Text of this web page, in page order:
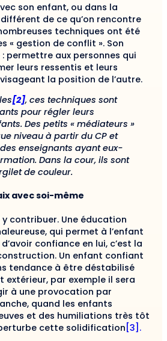
son enfant, ou dans la
de ce qu’on rencontre
techniques ont été
« gestion de conflit ». Son
permettre aux personnes qui
leurs ressentis et leurs
la position de l’autre.
[2], ces techniques sont
pour régler leurs
Des petits « médiateurs »
niveau à partir du CP et
enseignants ayant eux-
Dans la cour, ils sont
de couleur.
avec soi-même
contribuer. Une éducation
qui permet à l’enfant
confiance en lui, c’est la
Un enfant confiant
tendance à être déstabilisé
extérieur, par exemple il sera
à une provocation par
quand les enfants
et des humiliations très tôt
cette solidification [3].